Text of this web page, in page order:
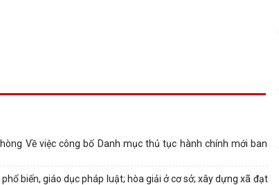
Về việc công bố Danh mục thủ tục hành chính mới ban
biến, giáo dục pháp luật; hòa giải ở cơ sở; xây dựng xã đạt